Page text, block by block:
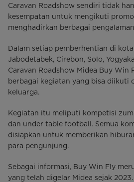
Caravan Roadshow sendiri tidak
kesempatan untuk mengikuti
menghadirkan berbagai
Dalam setiap pemberhentian di
Jabodetabek, Cirebon, Solo,
Caravan Roadshow Midea Buy Win
berbagai kegiatan yang bisa diikuti
keluarga.
Kegiatan itu meliputi kompetisi
dan under table football. Semua
disiapkan untuk memberikan
para pengunjung.
Sebagai informasi, Buy Win Fly
yang telah digelar Midea sejak